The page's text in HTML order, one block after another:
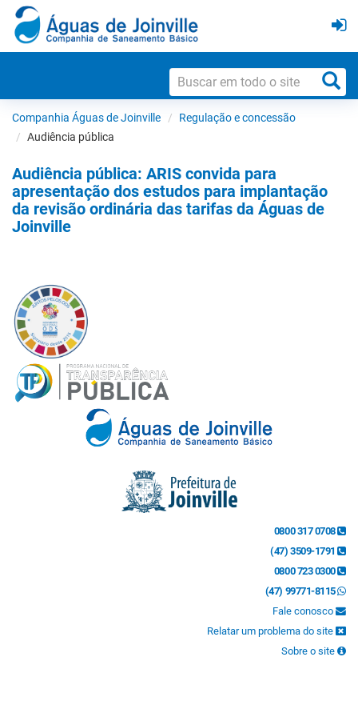
Companhia Águas de Joinville
Regulação e concessão
Audiência pública
Audiência pública: ARIS convida para
apresentação dos estudos para implantação
da revisão ordinária das tarifas da Águas de
Joinville
0800 317 0708
(47) 3509-1791
0800 723 0300
(47) 99771-8115
Fale conosco
Relatar um problema do site
Sobre o site